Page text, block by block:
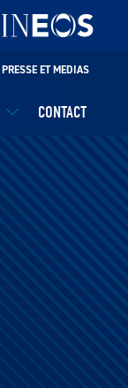
CONTACT
PRESSE ET MEDIAS